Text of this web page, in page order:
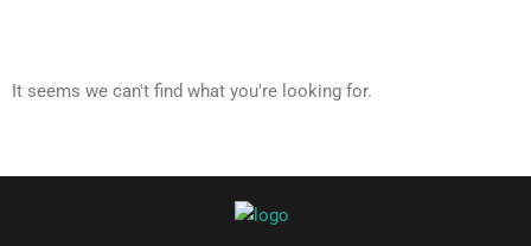
It seems we can't find what you're looking for.